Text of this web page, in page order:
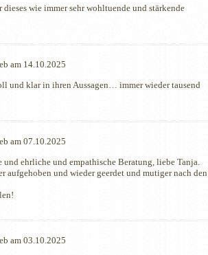
wie immer sehr wohltuende und stärkende
am 14.10.2025
und klar in ihren Aussagen… immer wieder tausend
am 07.10.2025
ehrliche und empathische Beratung, liebe Tanja.
aufgehoben und wieder geerdet und mutiger nach den
am 03.10.2025